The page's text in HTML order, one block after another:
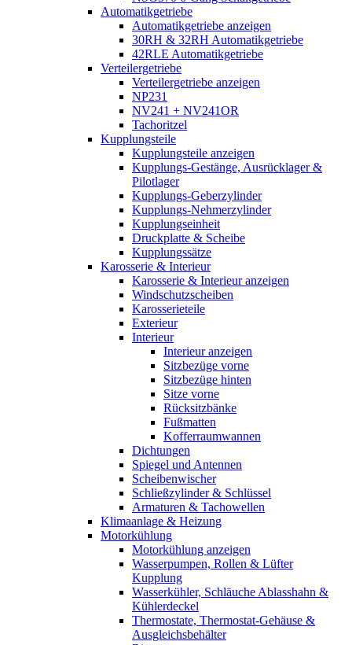
Automatikgetriebe
Automatikgetriebe anzeigen
30RH & 32RH Automatikgetriebe
42RLE Automatikgetriebe
Verteilergetriebe
Verteilergetriebe anzeigen
NP231
NV241 + NV241OR
Tachoritzel
Kupplungsteile
Kupplungsteile anzeigen
Kupplungs-Gestänge, Ausrücklager &
Pilotlager
Kupplungs-Geberzylinder
Kupplungs-Nehmerzylinder
Kupplungseinheit
Druckplatte & Scheibe
Kupplungssätze
Karosserie & Interieur
Karosserie & Interieur anzeigen
Windschutzscheiben
Karosserieteile
Exterieur
Interieur
Interieur anzeigen
Sitzbezüge vorne
Sitzbezüge hinten
Sitze vorne
Rücksitzbänke
Fußmatten
Kofferraumwannen
Dichtungen
Spiegel und Antennen
Scheibenwischer
Schließzylinder & Schlüssel
Armaturen & Tachowellen
Klimaanlage & Heizung
Motorkühlung
Motorkühlung anzeigen
Wasserpumpen, Rollen & Lüfter
Kupplung
Wasserkühler, Schläuche Ablasshahn &
Kühlerdeckel
Thermostate, Thermostat-Gehäuse &
Ausgleichsbehälter